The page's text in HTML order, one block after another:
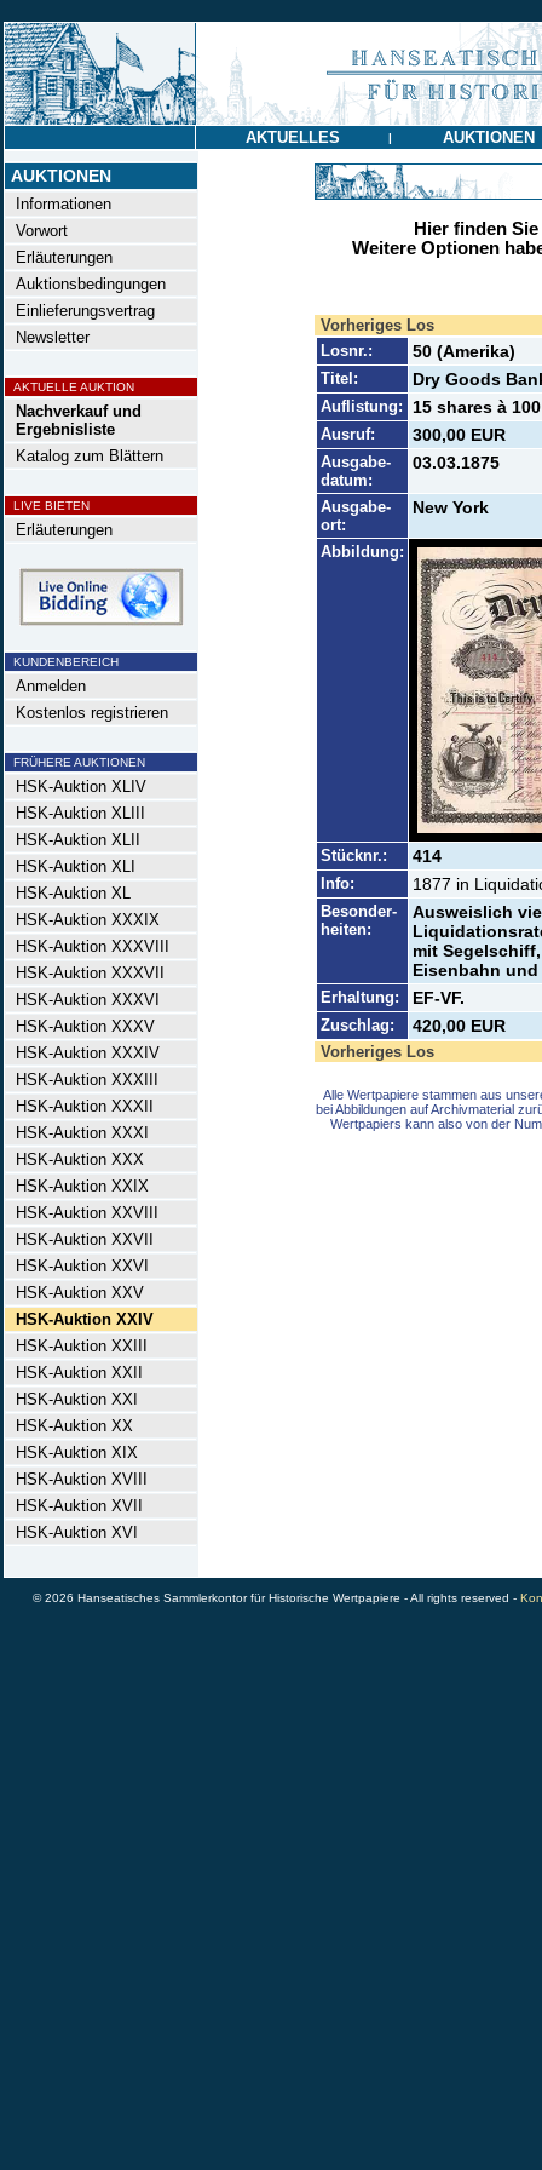
AKTUELLES | AUKTIONEN
AUKTIONEN
Informationen
Vorwort
Erläuterungen
Auktionsbedingungen
Einlieferungsvertrag
Newsletter
AKTUELLE AUKTION
Nachverkauf und
Ergebnisliste
Katalog zum Blättern
LIVE BIETEN
Erläuterungen
KUNDENBEREICH
Anmelden
Kostenlos registrieren
FRÜHERE AUKTIONEN
HSK-Auktion XLIV
HSK-Auktion XLIII
HSK-Auktion XLII
HSK-Auktion XLI
HSK-Auktion XL
HSK-Auktion XXXIX
HSK-Auktion XXXVIII
HSK-Auktion XXXVII
HSK-Auktion XXXVI
HSK-Auktion XXXV
HSK-Auktion XXXIV
HSK-Auktion XXXIII
HSK-Auktion XXXII
HSK-Auktion XXXI
HSK-Auktion XXX
HSK-Auktion XXIX
HSK-Auktion XXVIII
HSK-Auktion XXVII
HSK-Auktion XXVI
HSK-Auktion XXV
HSK-Auktion XXIV
HSK-Auktion XXIII
HSK-Auktion XXII
HSK-Auktion XXI
HSK-Auktion XX
HSK-Auktion XIX
HSK-Auktion XVIII
HSK-Auktion XVII
HSK-Auktion XVI
Hier finden
Weitere Optionen
Vorheriges Los
Losnr.:
50 (Amerika)
Titel: Dry Goods
Auflistung: 15 shares à
Ausruf: 300,00 EUR
Ausgabe-
datum:
03.03.1875
Ausgabe-
ort:
New York
Abbildung:
Stücknr.: 414
Info: 1877 in
Besonder-
heiten:
Ausweislich
mit
Eisenbahn
Erhaltung: EF-VF.
Zuschlag: 420,00 EUR
Vorheriges Los
Alle Wertpapiere stammen aus
bei Abbildungen auf Archivmaterial
Wertpapiers kann also von der
© 2026 Hanseatisches Sammlerkontor für Historische Wertpapiere - All rights reserved -